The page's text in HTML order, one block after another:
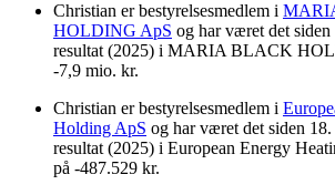
Christian er bestyrelsesmedlem i
HOLDING ApS og har været det
resultat (2025) i MARIA BLACK
-7,9 mio. kr.
Christian er bestyrelsesmedlem i
Holding ApS og har været det siden
resultat (2025) i European Energy
på -487.529 kr.